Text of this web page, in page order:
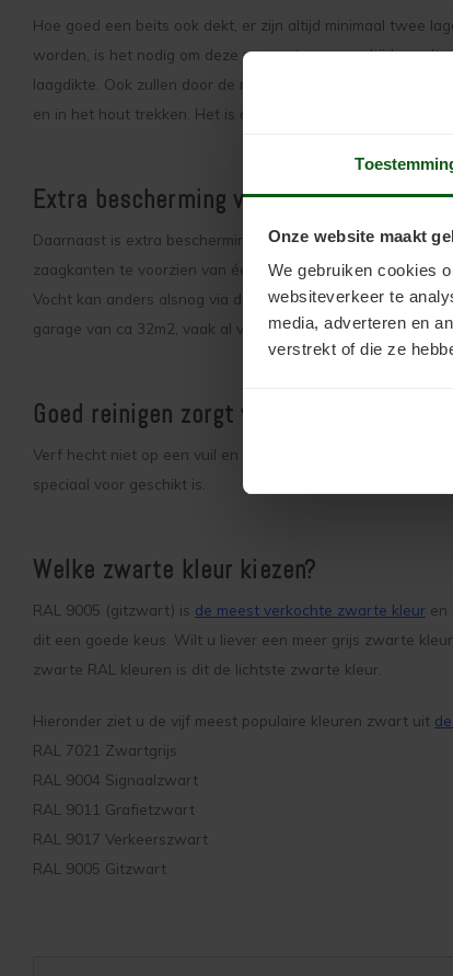
Onze website maakt
We gebruiken cookies
websiteverkeer te
media, adverteren en
verstrekt of die ze
Hoe goed een beits ook dekt, er zijn altijd minimaal twee
worden, is het nodig om deze na montage nog altijd een
laagdikte. Ook zullen door de montage schroefgaten geen
en in het hout trekken. Het is dan ook belangrijk deze
Extra bescherming van zaagkanten met
Daarnaast is extra bescherming van de zaagkanten van
zaagkanten te voorzien van één laag Kopse Sealer.Deze
Vocht kan anders alsnog via de zaagkant in het hout
garage van ca 32m2, vaak al voldoende.
Goed reinigen zorgt voor betere hechting
Verf hecht niet op een vuil en vet oppervlak, vandaar dat
speciaal voor geschikt is.
Welke zwarte kleur kiezen?
RAL 9005 (gitzwart) is de meest verkochte zwarte kleur en
dit een goede keus. Wilt u liever een meer grijs zwarte
zwarte RAL kleuren is dit de lichtste zwarte kleur.
Hieronder ziet u de vijf meest populaire kleuren zwart uit
RAL 7021 Zwartgrijs
RAL 9004 Signaalzwart
RAL 9011 Grafietzwart
RAL 9017 Verkeerszwart
RAL 9005 Gitzwart